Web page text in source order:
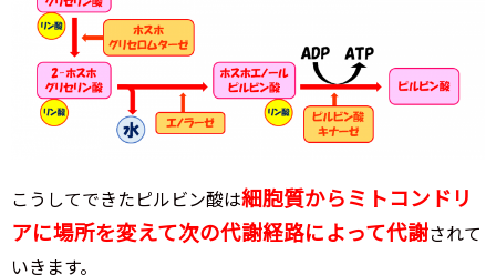
こうしてできたピルビン酸は細胞質からミトコンドリ
アに場所を変えて次の代謝経路によって代謝されて
いきます。